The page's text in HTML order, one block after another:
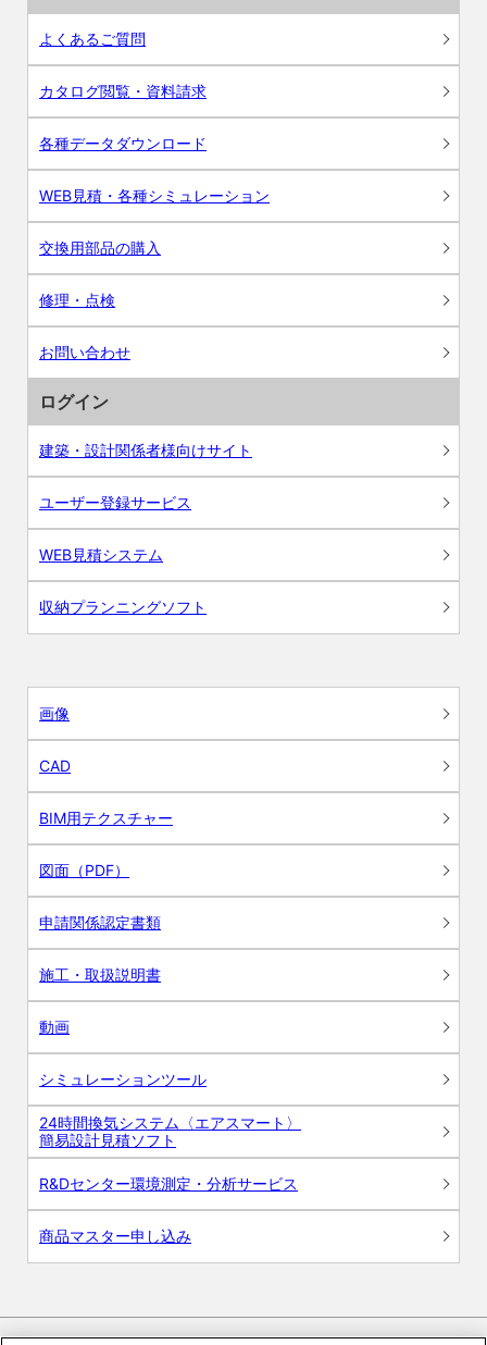
よくあるご質問
カタログ閲覧・資料請求
各種データダウンロード
WEB見積・各種シミュレーション
交換用部品の購入
修理・点検
お問い合わせ
ログイン
建築・設計関係者様向けサイト
ユーザー登録サービス
WEB見積システム
収納プランニングソフト
画像
CAD
BIM用テクスチャー
図面（PDF）
申請関係認定書類
施工・取扱説明書
動画
シミュレーションツール
24時間換気システム〈エアスマート〉
簡易設計見積ソフト
R&Dセンター環境測定・分析サービス
商品マスター申し込み